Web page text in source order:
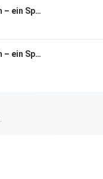
Polnische Geschichte in Berlin – ein Spaziergang
Polnische Geschichte in Berlin – ein Spaziergang